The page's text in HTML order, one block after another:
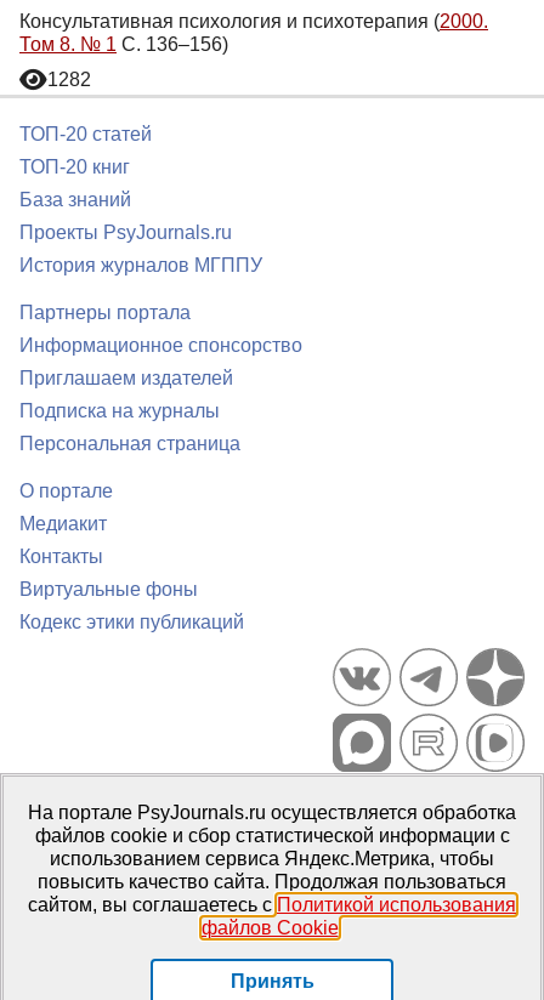
Консультативная психология и психотерапия (2000.
Том 8. № 1 С. 136–156)
1282
ТОП-20 статей
ТОП-20 книг
База знаний
Проекты PsyJournals.ru
История журналов МГППУ
Партнеры портала
Информационное спонсорство
Приглашаем издателей
Подписка на журналы
Персональная страница
О портале
Медиакит
Контакты
Виртуальные фоны
Кодекс этики публикаций
Портал психологических изданий PsyJournals.ru, 2007–2026
Правила использования материалов
Свидетельство регистрации СМИЭл № ФС77-66447 от 14 июля
2016 г.
Издатель: ФГБОУ ВО МГППУ
На портале PsyJournals.ru осуществляется обработка
файлов cookie и сбор статистической информации с
использованием сервиса Яндекс.Метрика, чтобы
повысить качество сайта. Продолжая пользоваться
сайтом, вы соглашаетесь с Политикой использования
файлов Cookie.
Принять